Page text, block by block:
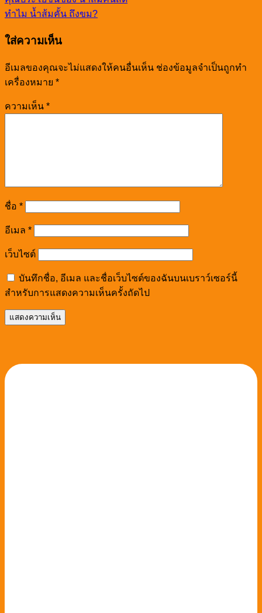
ทำไม น้ำส้มคั้น ถึงขม?
ใส่ความเห็น
อีเมลของคุณจะไม่แสดงให้คนอื่นเห็น ช่องข้อมูลจำเป็นถูกทำ
เครื่องหมาย *
ความเห็น *
ชื่อ *
อีเมล *
เว็บไซต์
บันทึกชื่อ, อีเมล และชื่อเว็บไซต์ของฉันบนเบราว์เซอร์นี้
สำหรับการแสดงความเห็นครั้งถัดไป